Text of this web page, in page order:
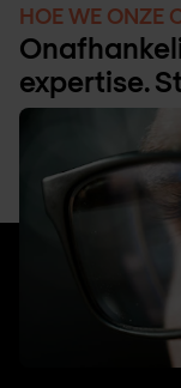
HOE WE ONZE
expertise.